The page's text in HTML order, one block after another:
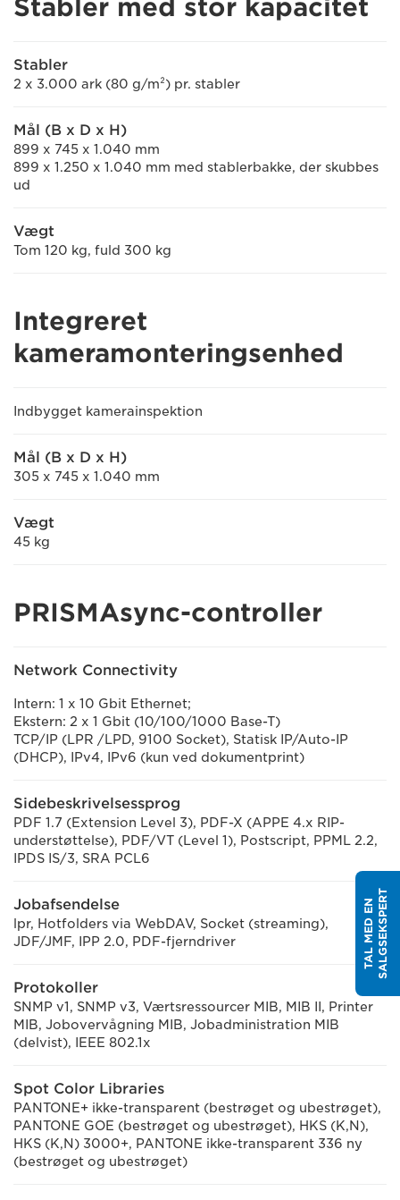
Stabler med stor kapacitet
Stabler
2 x 3.000 ark (80 g/m²) pr. stabler
Mål (B x D x H)
899 x 745 x 1.040 mm
899 x 1.250 x 1.040 mm med stablerbakke, der skubbes
ud
Vægt
Tom 120 kg, fuld 300 kg
Integreret
kameramonteringsenhed
Indbygget kamerainspektion
Mål (B x D x H)
305 x 745 x 1.040 mm
Vægt
45 kg
PRISMAsync-controller
Network Connectivity
Intern: 1 x 10 Gbit Ethernet;
Ekstern: 2 x 1 Gbit (10/100/1000 Base-T)
TCP/IP (LPR /LPD, 9100 Socket), Statisk IP/Auto-IP
(DHCP), IPv4, IPv6 (kun ved dokumentprint)
Sidebeskrivelsessprog
PDF 1.7 (Extension Level 3), PDF-X (APPE 4.x RIP-
understøttelse), PDF/VT (Level 1), Postscript, PPML 2.2,
IPDS IS/3, SRA PCL6
Jobafsendelse
lpr, Hotfolders via WebDAV, Socket (streaming),
JDF/JMF, IPP 2.0, PDF-fjerndriver
Protokoller
SNMP v1, SNMP v3, Værtsressourcer MIB, MIB II, Printer
MIB, Jobovervågning MIB, Jobadministration MIB
(delvist), IEEE 802.1x
Spot Color Libraries
PANTONE+ ikke-transparent (bestrøget og ubestrøget),
PANTONE GOE (bestrøget og ubestrøget), HKS (K,N),
HKS (K,N) 3000+, PANTONE ikke-transparent 336 ny
(bestrøget og ubestrøget)
T
A
L
M
E
D
E
N
S
A
L
G
S
E
K
S
P
E
RT